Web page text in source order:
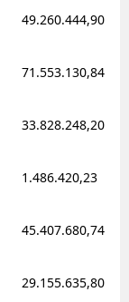
49.260.444,90
71.553.130,84
33.828.248,20
1.486.420,23
45.407.680,74
29.155.635,80